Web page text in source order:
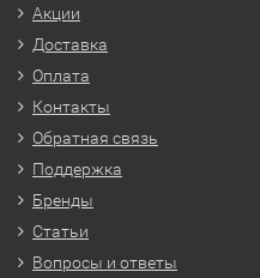
Акции
Доставка
Оплата
Контакты
Обратная связь
Поддержка
Бренды
Статьи
Вопросы и ответы